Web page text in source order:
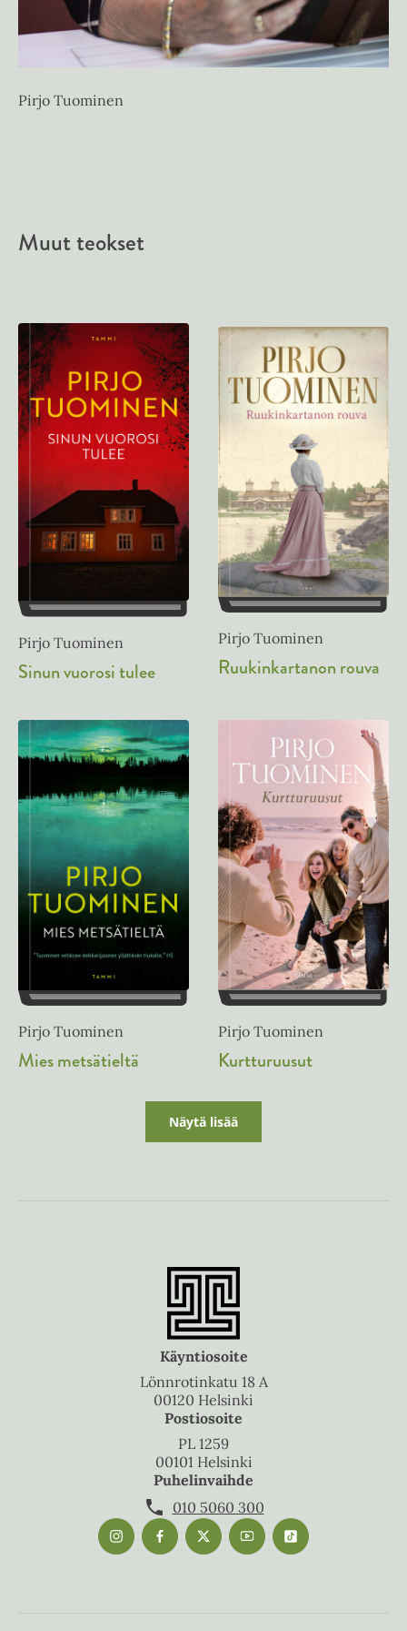
Pirjo Tuominen
Muut teokset
Pirjo Tuominen
Sinun vuorosi tulee
Pirjo Tuominen
Ruukinkartanon rouva
Pirjo Tuominen
Mies metsätieltä
Pirjo Tuominen
Kurtturuusut
Näytä lisää
Käyntiosoite
Lönnrotinkatu 18 A
00120 Helsinki
Postiosoite
PL 1259
00101 Helsinki
Puhelinvaihde
010 5060 300